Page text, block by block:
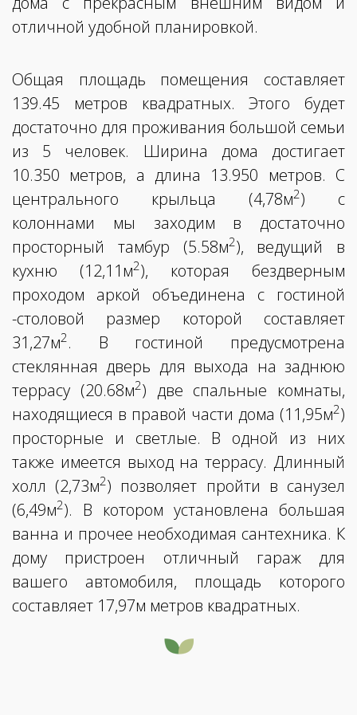
отличной удобной планировкой.
Общая площадь помещения составляет
139.45 метров квадратных. Этого будет
достаточно для проживания большой семьи
из 5 человек. Ширина дома достигает
10.350 метров, а длина 13.950 метров. С
центрального крыльца (4,78м2) с
колоннами мы заходим в достаточно
просторный тамбур (5.58м2), ведущий в
кухню (12,11м2), которая бездверным
проходом аркой объединена с гостиной
-столовой размер которой составляет
31,27м2. В гостиной предусмотрена
стеклянная дверь для выхода на заднюю
террасу (20.68м2) две спальные комнаты,
находящиеся в правой части дома (11,95м2)
просторные и светлые. В одной из них
также имеется выход на террасу. Длинный
холл (2,73м2) позволяет пройти в санузел
(6,49м2). В котором установлена большая
ванна и прочее необходимая сантехника. К
дому пристроен отличный гараж для
вашего автомобиля, площадь которого
составляет 17,97м метров квадратных.